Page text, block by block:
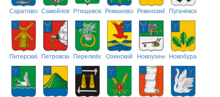
СаратовскийСамойловскийРтищевскийРомановскийРовенский Пугачёвский
Питерский ПетровскийПерелюбскийОзинский НовоузенскийНовобурасский